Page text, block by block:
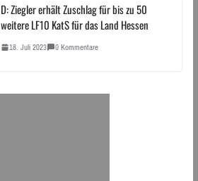
D: Ziegler erhält Zuschlag für bis zu 50
weitere LF10 KatS für das Land Hessen
18. Juli 2023 0 Kommentare